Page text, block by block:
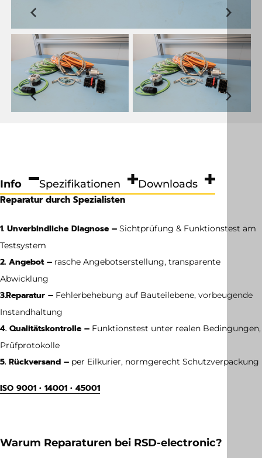
Info
Reparatur durch Spezialisten
1. Unverbindliche Diagnose – Sichtprüfung & Funktionstest am
Testsystem
2. Angebot – rasche Angebotserstellung, transparente
Abwicklung
3.Reparatur – Fehlerbehebung auf Bauteilebene, vorbeugende
Instandhaltung
4. Qualitätskontrolle – Funktionstest unter realen Bedingungen,
Prüfprotokolle
5. Rückversand – per Eilkurier, normgerecht Schutzverpackung
ISO 9001 • 14001 • 45001
Spezifikationen Downloads
Warum Reparaturen bei RSD-electronic?